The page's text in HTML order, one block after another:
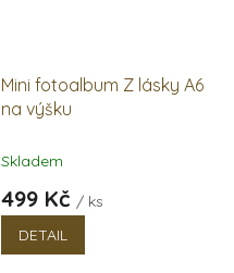
Mini fotoalbum Z lásky A6
na výšku
Skladem
499 Kč / ks
DETAIL